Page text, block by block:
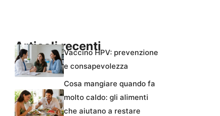
Articoli recentiVaccino HPV: prevenzione
e consapevolezza
Cosa mangiare quando fa
molto caldo: gli alimenti
che aiutano a restare